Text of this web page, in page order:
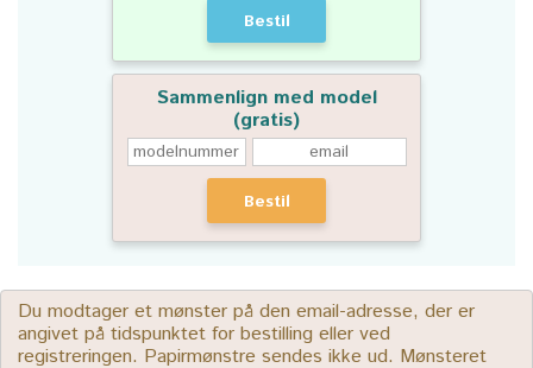
Bestil
Sammenlign med model
(gratis)
Bestil
Du modtager et mønster på den email-adresse, der er
angivet på tidspunktet for bestilling eller ved
registreringen. Papirmønstre sendes ikke ud. Mønsteret